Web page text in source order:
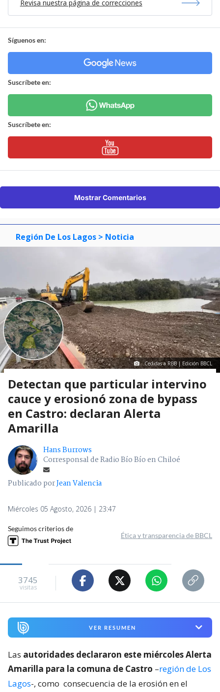
Revisa nuestra página de correcciones
Síguenos en:
Suscríbete en:
Suscríbete en:
Mostrar Comentarios
Región De Los Lagos > Noticia
Cedidas a RBB | Edición BBCL
Detectan que particular intervino
cauce y erosionó zona de bypass
en Castro: declaran Alerta
Amarilla
Hans Burrows
Corresponsal de Radio Bío Bío en Chiloé
Publicado porJean Valencia
Miércoles 05 Agosto, 2026 | 23:47
Seguimos criterios de
Ética y transparencia de BBCL
3745
visitas
VER RESUMEN
Las autoridades declararon este miércoles Alerta
Amarilla para la comuna de Castro –región de Los
Lagos-, como consecuencia de la erosión en el